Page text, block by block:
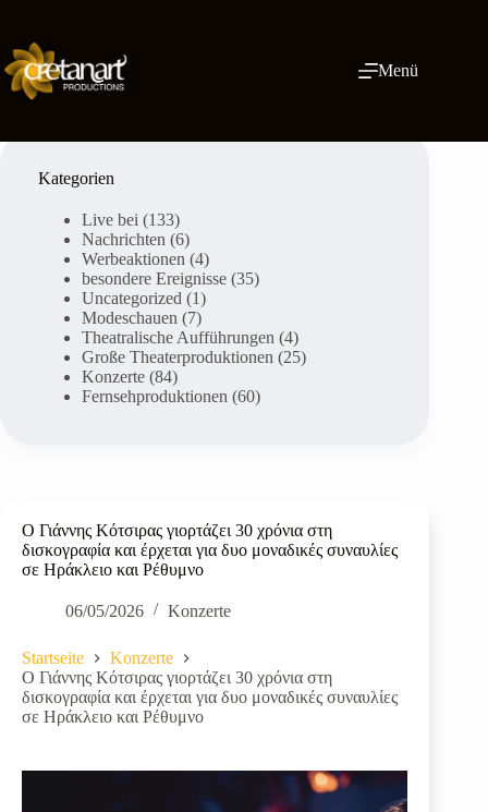
springen
Menü
Ο Γιάννης Κότσιρας γιορτάζει 30 χρόνια στη
δισκογραφία και έρχεται για δυο μοναδικές συναυλίες
σε Ηράκλειο και Ρέθυμνο
06/05/2026 Konzerte
Startseite
Konzerte
Ο Γιάννης Κότσιρας γιορτάζει 30 χρόνια στη
δισκογραφία και έρχεται για δυο μοναδικές συναυλίες
σε Ηράκλειο και Ρέθυμνο
Kategorien
Live bei (133)
Nachrichten (6)
Werbeaktionen (4)
besondere Ereignisse (35)
Uncategorized (1)
Modeschauen (7)
Theatralische Aufführungen (4)
Große Theaterproduktionen (25)
Konzerte (84)
Fernsehproduktionen (60)